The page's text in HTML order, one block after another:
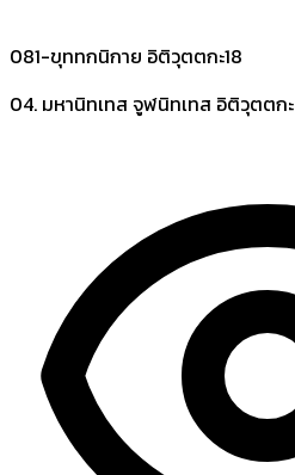
081-ขุททกนิกาย อิติวุตตกะ18
04. มหานิทเทส จูฬนิทเทส อิติวุตตกะ